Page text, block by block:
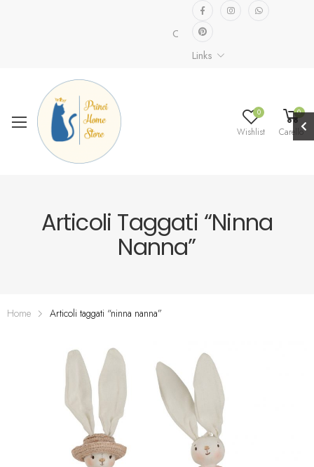
Collezione speciale già
Links
0
Wishlist
0
Carello
Articoli Taggati “ninna
Nanna”
Home Articoli taggati “ninna nanna”